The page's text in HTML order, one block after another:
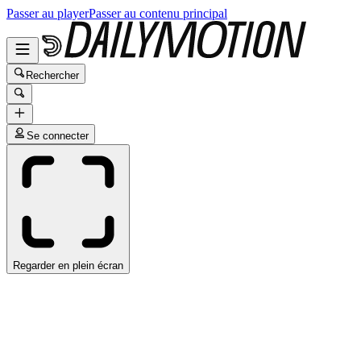
Passer au playerPasser au contenu principal
Rechercher
Se connecter
Regarder en plein écran